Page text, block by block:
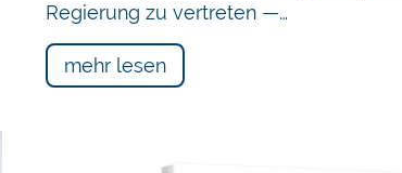
Regierung zu vertreten —…
mehr lesen